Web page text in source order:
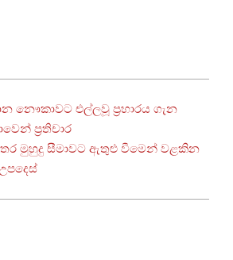
නෞකාවට එල්ලවූ ප්‍රහාරය ගැන
ප්‍රතිචාර
මුහුදු සීමාවට ඇතුළු වීමෙන් වළකින